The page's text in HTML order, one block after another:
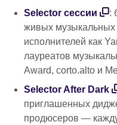
Selector сессии
:
живых музыкальных
исполнителей как
лауреатов
Award, corto.alto и
Selector After Dark
приглашенных
продюсеров —